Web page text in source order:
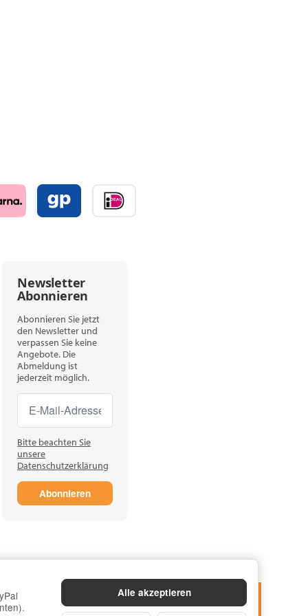
Newsletter
Abonnieren
Abonnieren Sie jetzt
den Newsletter und
verpassen Sie keine
Angebote. Die
Abmeldung ist
jederzeit möglich.
Newsletter Abonnieren
Newsletter Abonnieren
Bitte beachten Sie
unsere
Datenschutzerklärung
Abonnieren
Alle akzeptieren